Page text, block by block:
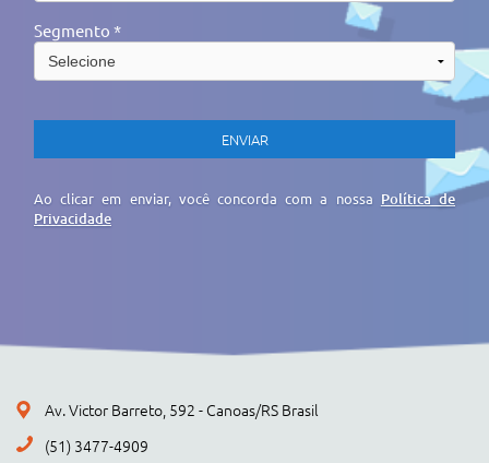
Segmento *
Ao clicar em enviar, você concorda com a nossa Política de
Privacidade
Av. Victor Barreto, 592 - Canoas/RS Brasil
(51) 3477-4909